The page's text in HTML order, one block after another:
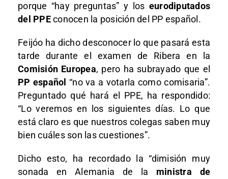
porque “hay preguntas” y los eurodiputados
del PPEconocen la posición del PP español.
Feijóo ha dicho desconocer lo que pasará esta
tarde durante el examen de Ribera en la
Comisión Europea, pero ha subrayado que el
PP español “no va a votarla como comisaria”.
Preguntado qué hará el PPE, ha respondido:
“Lo veremos en los siguientes días. Lo que
está claro es que nuestros colegas saben muy
bien cuáles son las cuestiones”.
Dicho esto, ha recordado la “dimisión muy
sonada en Alemania de la ministra de